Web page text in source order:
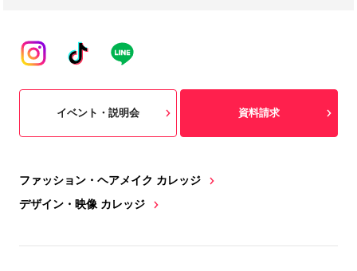
ファッション・ヘアメイク カレッジ
デザイン・映像 カレッジ
イベント・説明会 資料請求